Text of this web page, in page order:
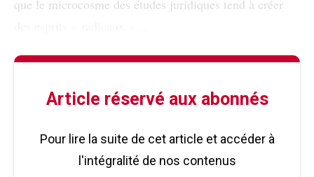
que le microcosme des études juridiques tend à créer
Article réservé aux abonnés
Pour lire la suite de cet article et accéder à
l'intégralité de nos contenus